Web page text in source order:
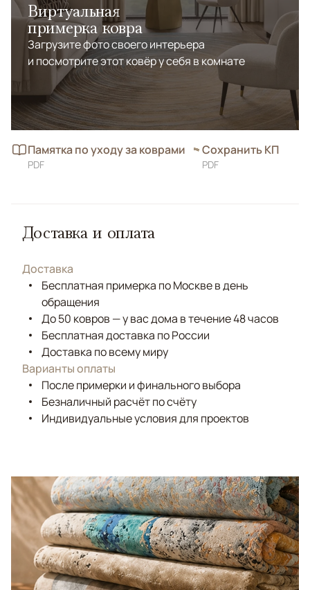
Виртуальная
примерка ковра
Загрузите фото своего интерьера
и посмотрите этот ковёр у себя в комнате
Памятка по уходу за коврами
PDF
Сохранить КП
PDF
Доставка и оплата
Доставка
Бесплатная примерка по Москве в день
обращения
До 50 ковров — у вас дома в течение 48 часов
Бесплатная доставка по России
Доставка по всему миру
Варианты оплаты
После примерки и финального выбора
Безналичный расчёт по счёту
Индивидуальные условия для проектов